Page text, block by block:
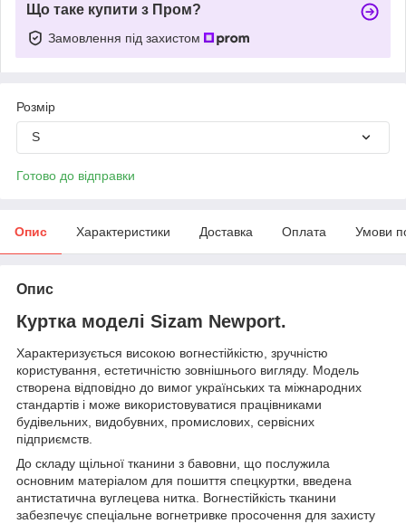
Що таке купити з Пром?
Замовлення під захистом
Розмір
S
Готово до відправки
Опис Характеристики Доставка Оплата Умови
Опис
Куртка моделі Sizam Newport.
Характеризується високою вогнестійкістю, зручністю
користування, естетичністю зовнішнього вигляду. Модель
створена відповідно до вимог українських та міжнародних
стандартів і може використовуватися працівниками
будівельних, видобувних, промислових, сервісних
підприємств.
До складу щільної тканини з бавовни, що послужила
основним матеріалом для пошиття спецкуртки, введена
антистатична вуглецева нитка. Вогнестійкість тканини
забезпечує спеціальне вогнетривке просочення для захисту